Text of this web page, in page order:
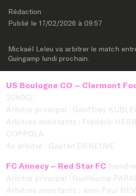
Rédaction
Publié le 17/02/2026 à 09:57
Mickaël Leleu va arbitrer le match
Guingamp lundi prochain.
US Boulogne CO – Clermont
20h00)
Arbitre principal : Geoffrey
Arbitres assistants : Frédéric
COPPOLA
4e arbitre : Gaëtan DENEUVE
FC Annecy – Red Star FC
Arbitre principal : Guillaume
Arbitres assistants : Jean-Paul